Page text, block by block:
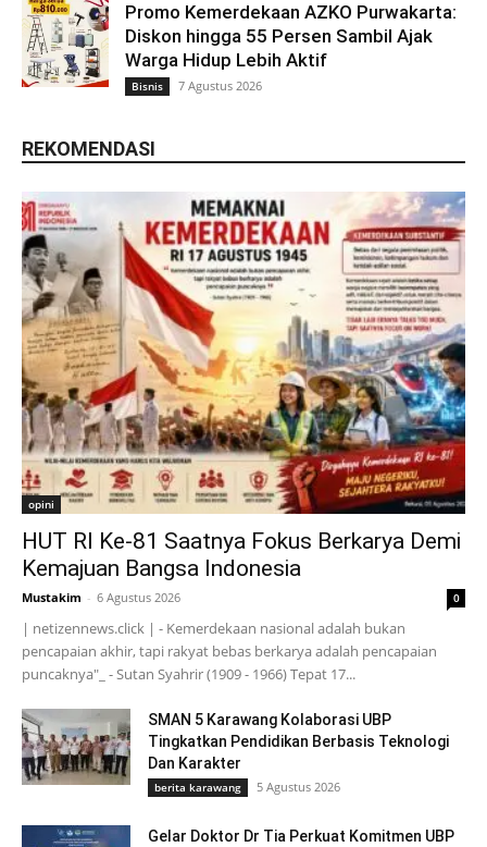
Promo Kemerdekaan AZKO Purwakarta:
Diskon hingga 55 Persen Sambil Ajak
Warga Hidup Lebih Aktif
Bisnis 7 Agustus 2026
REKOMENDASI
opini
HUT RI Ke-81 Saatnya Fokus Berkarya Demi
Kemajuan Bangsa Indonesia
Mustakim - 6 Agustus 2026 0
| netizennews.click | - Kemerdekaan nasional adalah bukan
pencapaian akhir, tapi rakyat bebas berkarya adalah pencapaian
puncaknya"_ - Sutan Syahrir (1909 - 1966) Tepat 17...
SMAN 5 Karawang Kolaborasi UBP
Tingkatkan Pendidikan Berbasis Teknologi
Dan Karakter
berita karawang 5 Agustus 2026
Gelar Doktor Dr Tia Perkuat Komitmen UBP